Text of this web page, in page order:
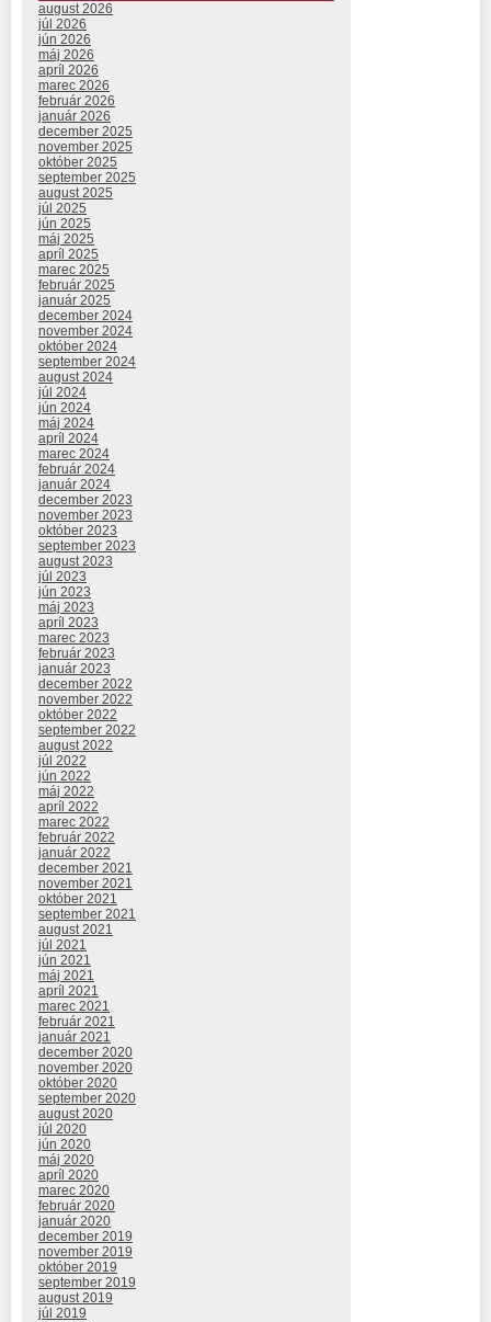
august 2026
júl 2026
jún 2026
máj 2026
apríl 2026
marec 2026
február 2026
január 2026
december 2025
november 2025
október 2025
september 2025
august 2025
júl 2025
jún 2025
máj 2025
apríl 2025
marec 2025
február 2025
január 2025
december 2024
november 2024
október 2024
september 2024
august 2024
júl 2024
jún 2024
máj 2024
apríl 2024
marec 2024
február 2024
január 2024
december 2023
november 2023
október 2023
september 2023
august 2023
júl 2023
jún 2023
máj 2023
apríl 2023
marec 2023
február 2023
január 2023
december 2022
november 2022
október 2022
september 2022
august 2022
júl 2022
jún 2022
máj 2022
apríl 2022
marec 2022
február 2022
január 2022
december 2021
november 2021
október 2021
september 2021
august 2021
júl 2021
jún 2021
máj 2021
apríl 2021
marec 2021
február 2021
január 2021
december 2020
november 2020
október 2020
september 2020
august 2020
júl 2020
jún 2020
máj 2020
apríl 2020
marec 2020
február 2020
január 2020
december 2019
november 2019
október 2019
september 2019
august 2019
júl 2019